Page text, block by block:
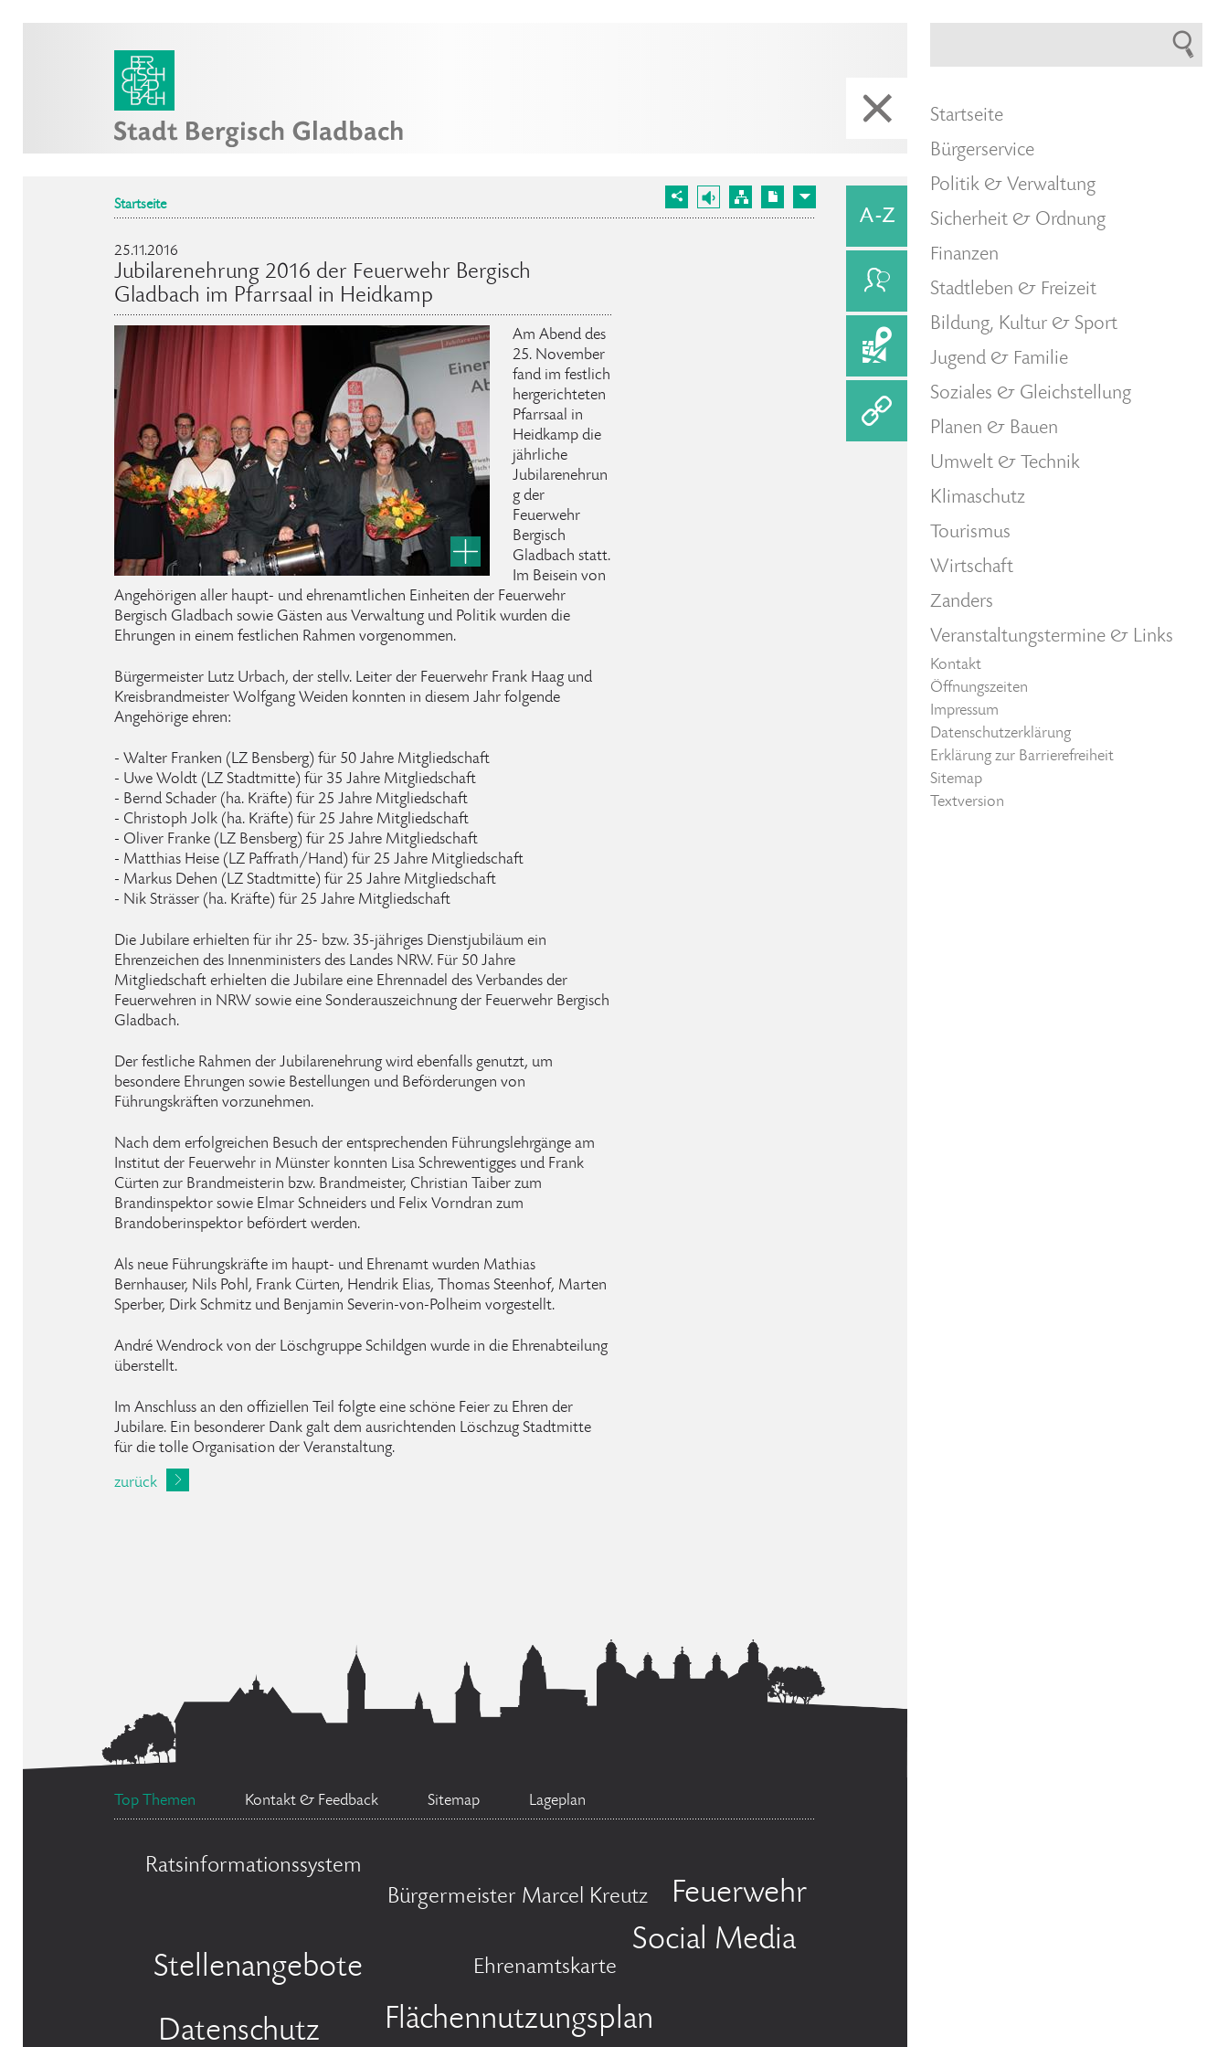
Startseite
25.11.2016
Jubilarenehrung 2016 der Feuerwehr Bergisch
Gladbach im Pfarrsaal in Heidkamp
Am Abend des
25. November
fand im festlich
hergerichteten
Pfarrsaal in
Heidkamp die
jährliche
Jubilarenehrun
g der
Feuerwehr
Bergisch
Gladbach statt.
Im Beisein von
Angehörigen aller haupt- und ehrenamtlichen Einheiten der Feuerwehr
Bergisch Gladbach sowie Gästen aus Verwaltung und Politik wurden die
Ehrungen in einem festlichen Rahmen vorgenommen.
Bürgermeister Lutz Urbach, der stellv. Leiter der Feuerwehr Frank Haag und
Kreisbrandmeister Wolfgang Weiden konnten in diesem Jahr folgende
Angehörige ehren:
- Walter Franken (LZ Bensberg) für 50 Jahre Mitgliedschaft
- Uwe Woldt (LZ Stadtmitte) für 35 Jahre Mitgliedschaft
- Bernd Schader (ha. Kräfte) für 25 Jahre Mitgliedschaft
- Christoph Jolk (ha. Kräfte) für 25 Jahre Mitgliedschaft
- Oliver Franke (LZ Bensberg) für 25 Jahre Mitgliedschaft
- Matthias Heise (LZ Paffrath/Hand) für 25 Jahre Mitgliedschaft
- Markus Dehen (LZ Stadtmitte) für 25 Jahre Mitgliedschaft
- Nik Strässer (ha. Kräfte) für 25 Jahre Mitgliedschaft
Die Jubilare erhielten für ihr 25- bzw. 35-jähriges Dienstjubiläum ein
Ehrenzeichen des Innenministers des Landes NRW. Für 50 Jahre
Mitgliedschaft erhielten die Jubilare eine Ehrennadel des Verbandes der
Feuerwehren in NRW sowie eine Sonderauszeichnung der Feuerwehr Bergisch
Gladbach.
Der festliche Rahmen der Jubilarenehrung wird ebenfalls genutzt, um
besondere Ehrungen sowie Bestellungen und Beförderungen von
Führungskräften vorzunehmen.
Nach dem erfolgreichen Besuch der entsprechenden Führungslehrgänge am
Institut der Feuerwehr in Münster konnten Lisa Schrewentigges und Frank
Cürten zur Brandmeisterin bzw. Brandmeister, Christian Taiber zum
Brandinspektor sowie Elmar Schneiders und Felix Vorndran zum
Brandoberinspektor befördert werden.
Als neue Führungskräfte im haupt- und Ehrenamt wurden Mathias
Bernhauser, Nils Pohl, Frank Cürten, Hendrik Elias, Thomas Steenhof, Marten
Sperber, Dirk Schmitz und Benjamin Severin-von-Polheim vorgestellt.
André Wendrock von der Löschgruppe Schildgen wurde in die Ehrenabteilung
überstellt.
Im Anschluss an den offiziellen Teil folgte eine schöne Feier zu Ehren der
Jubilare. Ein besonderer Dank galt dem ausrichtenden Löschzug Stadtmitte
für die tolle Organisation der Veranstaltung.
zurück
Top Themen Kontakt & Feedback Sitemap Lageplan
Ratsinformationssystem
Bürgermeister Marcel Kreutz
Feuerwehr
Stellenangebote Ehrenamtskarte
Social Media
Datenschutz Flächennutzungsplan
Startseite
Bürgerservice
Politik & Verwaltung
Sicherheit & Ordnung
Finanzen
Stadtleben & Freizeit
Bildung, Kultur & Sport
Jugend & Familie
Soziales & Gleichstellung
Planen & Bauen
Umwelt & Technik
Klimaschutz
Tourismus
Wirtschaft
Zanders
Veranstaltungstermine & Links
Kontakt
Öffnungszeiten
Impressum
Datenschutzerklärung
Erklärung zur Barrierefreiheit
Sitemap
Textversion